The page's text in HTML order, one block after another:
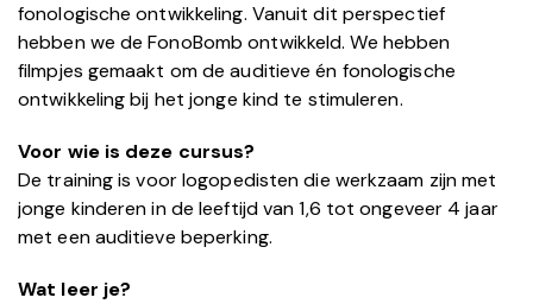
fonologische ontwikkeling. Vanuit dit perspectief
hebben we de FonoBomb ontwikkeld. We hebben
filmpjes gemaakt om de auditieve én fonologische
ontwikkeling bij het jonge kind te stimuleren.
Voor wie is deze cursus?
De training is voor logopedisten die werkzaam zijn met
jonge kinderen in de leeftijd van 1,6 tot ongeveer 4 jaar
met een auditieve beperking.
Wat leer je?